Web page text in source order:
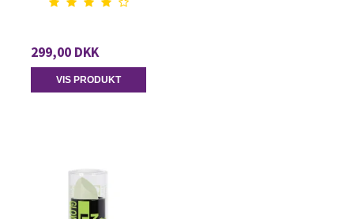
299,00 DKK
VIS PRODUKT